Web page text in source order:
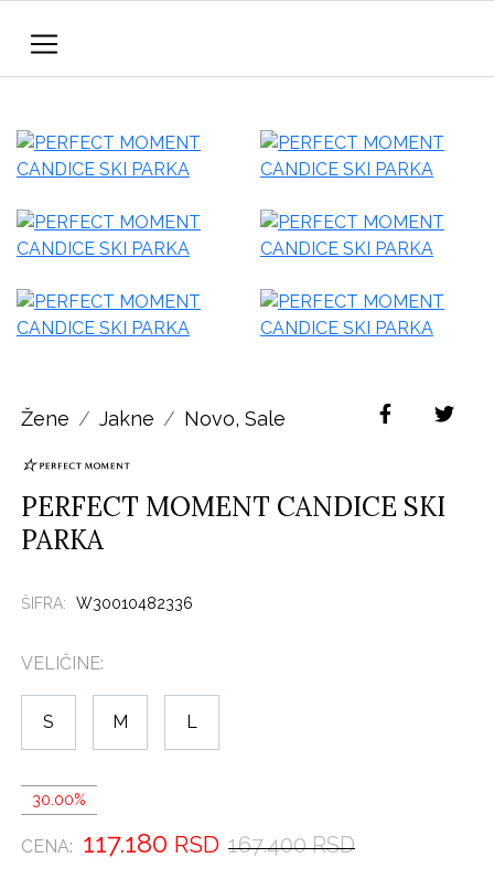
Žene Jakne Novo, Sale
PERFECT MOMENT CANDICE SKI
PARKA
ŠIFRA: W30010482336
VELIČINE:
S M L
30.00%
CENA: 117.180 RSD 167.400 RSD